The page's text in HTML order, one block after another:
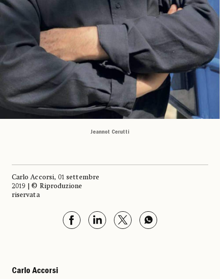
Jeannot Cerutti
Carlo Accorsi, 01 settembre
2019 | © Riproduzione
riservata
Carlo Accorsi